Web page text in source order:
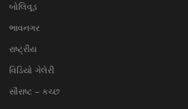
બોલિવૂડ
ભાવનગર
રાષ્ટ્રીય
વિડિયો ગેલેરી
સૌરાષ્ટ – કચ્છ